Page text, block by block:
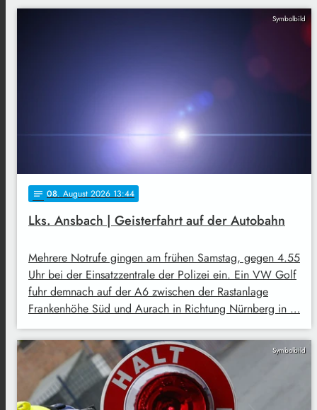
Symbolbild
notes 08. August 2026 13:44
Lks. Ansbach | Geisterfahrt auf der Autobahn
Mehrere Notrufe gingen am frühen Samstag, gegen 4.55
Uhr bei der Einsatzzentrale der Polizei ein. Ein VW Golf
fuhr demnach auf der A6 zwischen der Rastanlage
Frankenhöhe Süd und Aurach in Richtung Nürnberg in …
Symbolbild